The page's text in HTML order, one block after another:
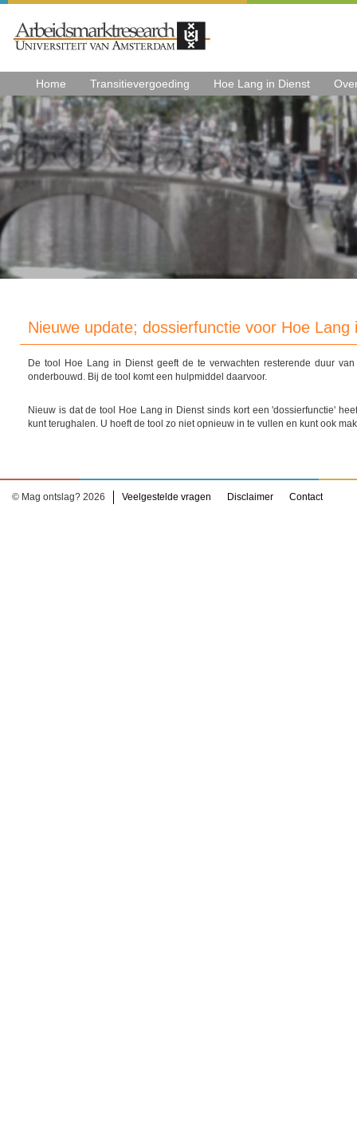
Home Transitievergoeding Hoe Lang in Dienst
Nieuwe update; dossierfunctie voor Hoe Lang
De tool Hoe Lang in Dienst geeft de te verwachten resterende duur
onderbouwd. Bij de tool komt een hulpmiddel daarvoor.
Nieuw is dat de tool Hoe Lang in Dienst sinds kort een 'dossierfunctie'
kunt terughalen. U hoeft de tool zo niet opnieuw in te vullen en kunt ook
© Mag ontslag? 2026 Veelgestelde vragen Disclaimer Contact